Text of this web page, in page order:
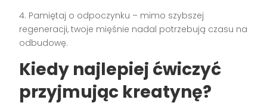
4. Pamiętaj o odpoczynku – mimo szybszej
regeneracji, twoje mięśnie nadal potrzebują czasu na
odbudowę.
Kiedy najlepiej ćwiczyć
przyjmując kreatynę?